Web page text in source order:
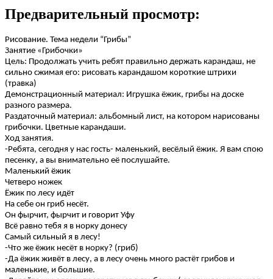
Предварительный просмотр:
Рисование. Тема недели “Грибы”
Занятие «Грибочки»
Цель: Продолжать учить ребят правильно держать карандаш, не
сильно сжимая его: рисовать карандашом короткие штрихи
(травка)
Демонстрационный материал: Игрушка ёжик, грибы на доске
разного размера.
Раздаточный материал: альбомный лист, на котором нарисованы
грибочки. Цветные карандаши.
Ход занятия.
-Ребята, сегодня у нас гость- маленький, весёлый ёжик. Я вам спою
песенку, а вы внимательно её послушайте.
Маленький ёжик
Четверо ножек
Ёжик по лесу идёт
На себе он гриб несёт.
Он фырчит, фырчит и говорит Уфу
Всё равно тебя я в норку донесу
Самый сильный я в лесу!
-Что же ёжик несёт в норку? (гриб)
-Да ёжик живёт в лесу, а в лесу очень много растёт грибов и
маленькие, и большие.